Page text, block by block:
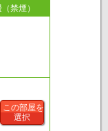
禁煙）
この部屋を
選択